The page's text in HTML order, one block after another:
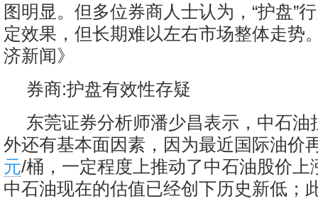
图明显。但多位券商人士认为，“护盘”
定效果，但长期难以左右市场整体走势
济新闻》
券商:护盘有效性存疑
东莞证券分析师潘少昌表示，中石油
外还有基本面因素，因为最近国际油价
元/桶，一定程度上推动了中石油股价上
中石油现在的估值已经创下历史新低；